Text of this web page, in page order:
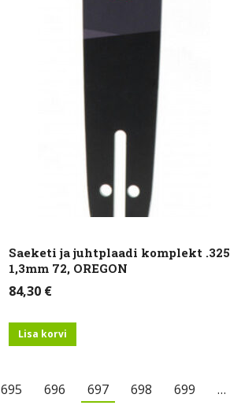
Saeketi ja juhtplaadi komplekt .325
1,3mm 72, OREGON
84,30 €
Lisa korvi
695 696 697 698 699 …